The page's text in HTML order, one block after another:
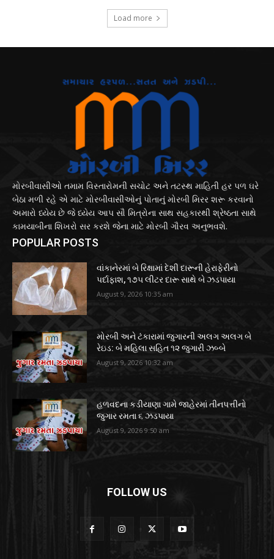
Load more
મોરબીવાસીઓ તમામ વિસ્તારોમની સચોટ અને તટસ્થ માહિતી હર પળ ઘરે
બેઠા મળી રહે એ માટે મોરબીવાસીઓનું પોતાનું મોરબી મિરર શરૂ કરવાનો
અમારો ધ્યેય છે જે ધ્યેય આપ સૌ મિત્રોના સાથ સહકારથી શ્રેષ્ઠતા સાથે
કામયાબીના શિખરો સર કરશે જેના માટે મોરબી ગૌરવ અનુભવશે.
POPULAR POSTS
વાંકાનેરમાં બે રિક્ષામાં દેશી દારૂની હેરાફેરીનો
પર્દાફાશ, ૧૭૫ લીટર દારૂ સાથે બે ઝડપાયા
August 9, 2026 10:35 am
મોરબી અને ટંકારામાં જુગારની અલગ અલગ બે
રેઇડ: બે મહિલા સહિત ૧૨ જુગારી ઝબ્બે
August 9, 2026 10:32 am
હળવદના કડીયાણા ગામે જાહેરમાં તીનપત્તીનો
જુગાર રમતા ૬ ઝડપાયા
August 9, 2026 9:50 am
FOLLOW US